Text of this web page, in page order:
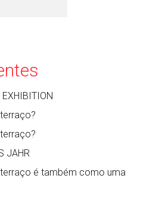
JAHR
é também como uma